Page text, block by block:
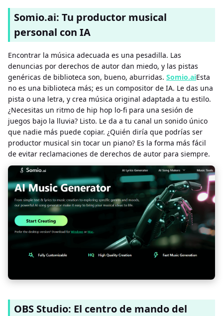
Somio.ai: Tu productor musical
personal con IA
Encontrar la música adecuada es una pesadilla. Las
denuncias por derechos de autor dan miedo, y las pistas
genéricas de biblioteca son, bueno, aburridas. Somio.aiEsta
no es una biblioteca más; es un compositor de IA. Le das una
pista o una letra, y crea música original adaptada a tu estilo.
¿Necesitas un ritmo de hip hop lo-fi para una sesión de
juegos bajo la lluvia? Listo. Le da a tu canal un sonido único
que nadie más puede copiar. ¿Quién diría que podrías ser
productor musical sin tocar un piano? Es la forma más fácil
de evitar reclamaciones de derechos de autor para siempre.
OBS Studio: El centro de mando del